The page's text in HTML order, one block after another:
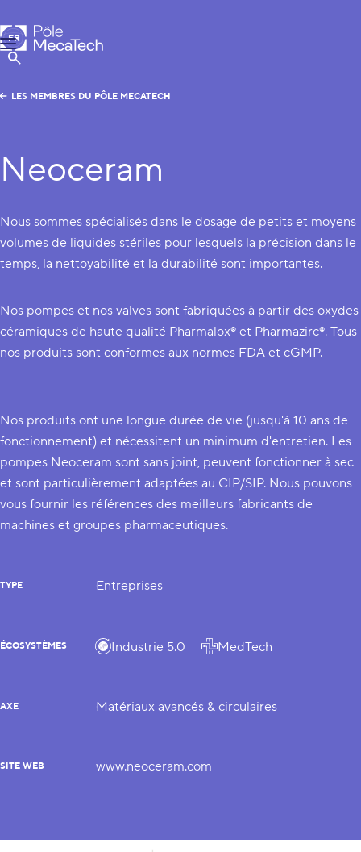
Pôle MecaTech
Menu
Afficher la Recherche
FR
EN
LES MEMBRES DU PÔLE MECATECH
Neoceram
Nous sommes spécialisés dans le dosage de petits et moyens
volumes de liquides stériles pour lesquels la précision dans le
temps, la nettoyabilité et la durabilité sont importantes.
Nos pompes et nos valves sont fabriquées à partir des oxydes
céramiques de haute qualité Pharmalox® et Pharmazirc®. Tous
nos produits sont conformes aux normes FDA et cGMP.
Nos produits ont une longue durée de vie (jusqu'à 10 ans de
fonctionnement) et nécessitent un minimum d'entretien. Les
pompes Neoceram sont sans joint, peuvent fonctionner à sec
et sont particulièrement adaptées au CIP/SIP. Nous pouvons
vous fournir les références des meilleurs fabricants de
machines et groupes pharmaceutiques.
TYPE Entreprises
ÉCOSYSTÈMES Industrie 5.0 MedTech
AXE Matériaux avancés & circulaires
SITE WEB www.neoceram.com